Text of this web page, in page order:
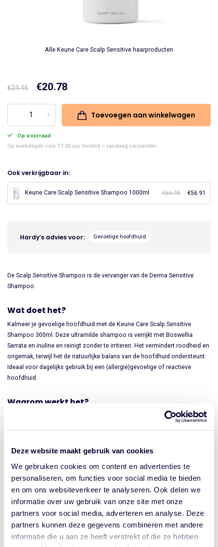
Deze website maakt gebruik van cookies
We gebruiken cookies om content en advertenties te
personaliseren, om functies voor social media te bieden
en om ons websiteverkeer te analyseren. Ook delen we
informatie over uw gebruik van onze site met onze
partners voor social media, adverteren en analyse. Deze
partners kunnen deze gegevens combineren met andere
informatie die u aan ze heeft verstrekt of die ze hebben
Alle Keune Care Scalp Sensitive haarproducten
€24.45
Oorspronkelijke
prijs
was:
€24.45.
€20.78
prijs
is:
€20.78.
Care
Scalp
aantal
Toevoegen aan winkelwagen
Op voorraad
Op werkdagen voor 17.00 uur besteld = vandaag verzonden.
Ook verkrijgbaar in:
Keune Care Scalp Sensitive Shampoo 1000ml €66.95
prijs
€56.91
prijs
Hardy’s advies voor: Gevoelige hoofdhuid
De Scalp Sensitive Shampoo is de vervanger van de Derma Sensitive
Shampoo.
Wat doet het?
Kalmeer je gevoelige hoofdhuid met de Keune Care Scalp Sensitive
Shampoo 300ml. Deze ultramilde shampoo is verrijkt met Boswellia
Serrata en inuline en reinigt zonder te irriteren. Het vermindert roodheid en
ongemak, terwijl het de natuurlijke balans van de hoofdhuid ondersteunt.
Ideaal voor dagelijks gebruik bij een (allergie)gevoelige of reactieve
hoofdhuid.
Waarom werkt het?
Dermatologisch getest en veilig voor dagelijks gebruik
Hoe te gebruiken?
Breng aan op nat haar.
Masseer zachtjes in op hoofdhuid en lengtes.
Spoel grondig uit.
Herhaal indien gewenst.